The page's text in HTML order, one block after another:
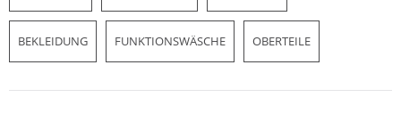
BEKLEIDUNG FUNKTIONSWÄSCHE OBERTEILE